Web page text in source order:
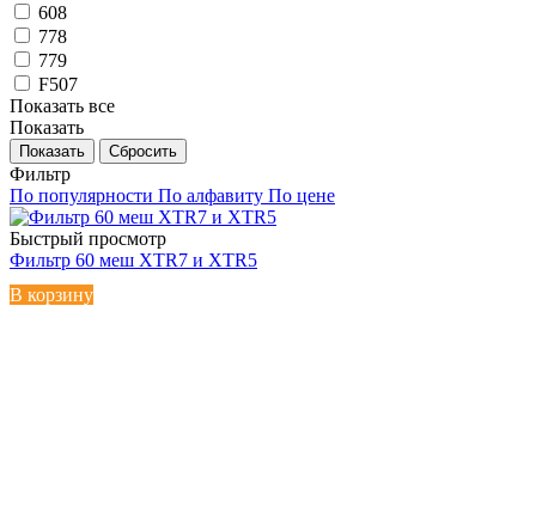
608
778
779
F507
Показать все
Показать
Сбросить
Фильтр
По популярности По алфавиту По цене
Быстрый просмотр
Фильтр 60 меш XTR7 и XTR5
В корзину